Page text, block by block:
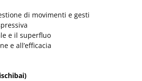
di movimenti e gesti
e il superfluo
e all’efficacia